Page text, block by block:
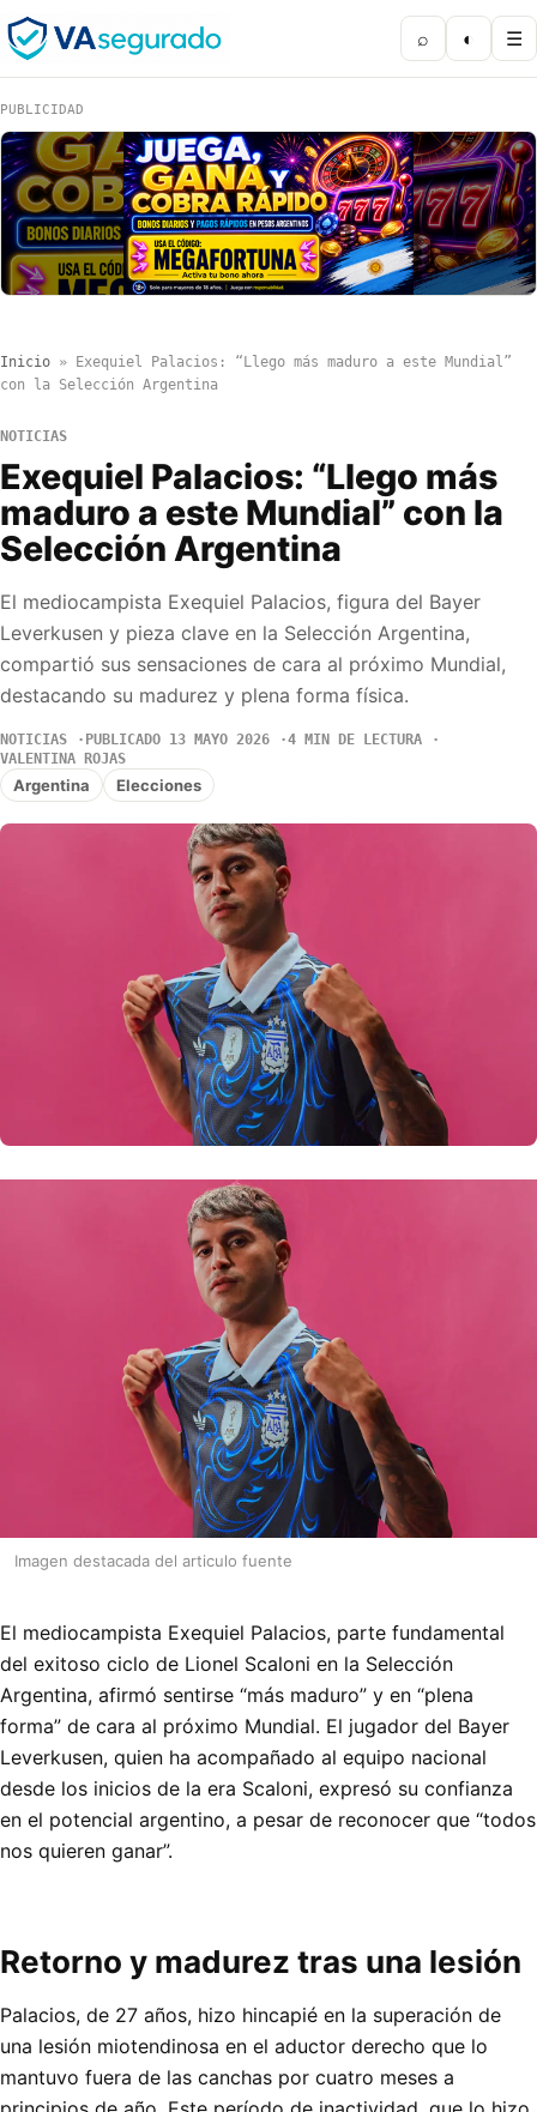
⌕ ◐ ☰
PUBLICIDAD
Inicio »
Exequiel Palacios: “Llego más maduro a este Mundial”
con la Selección Argentina
NOTICIAS
Exequiel Palacios: “Llego más
maduro a este Mundial” con la
Selección Argentina
El mediocampista Exequiel Palacios, figura del Bayer
Leverkusen y pieza clave en la Selección Argentina,
compartió sus sensaciones de cara al próximo Mundial,
destacando su madurez y plena forma física.
NOTICIAS PUBLICADO 13 MAYO 2026
4 MIN DE LECTURA
VALENTINA ROJAS
Argentina Elecciones
Imagen destacada del articulo fuente
El mediocampista Exequiel Palacios, parte fundamental
del exitoso ciclo de Lionel Scaloni en la Selección
Argentina, afirmó sentirse “más maduro” y en “plena
forma” de cara al próximo Mundial. El jugador del Bayer
Leverkusen, quien ha acompañado al equipo nacional
desde los inicios de la era Scaloni, expresó su confianza
en el potencial argentino, a pesar de reconocer que “todos
nos quieren ganar”.
Retorno y madurez tras una lesión
Palacios, de 27 años, hizo hincapié en la superación de
una lesión miotendinosa en el aductor derecho que lo
mantuvo fuera de las canchas por cuatro meses a